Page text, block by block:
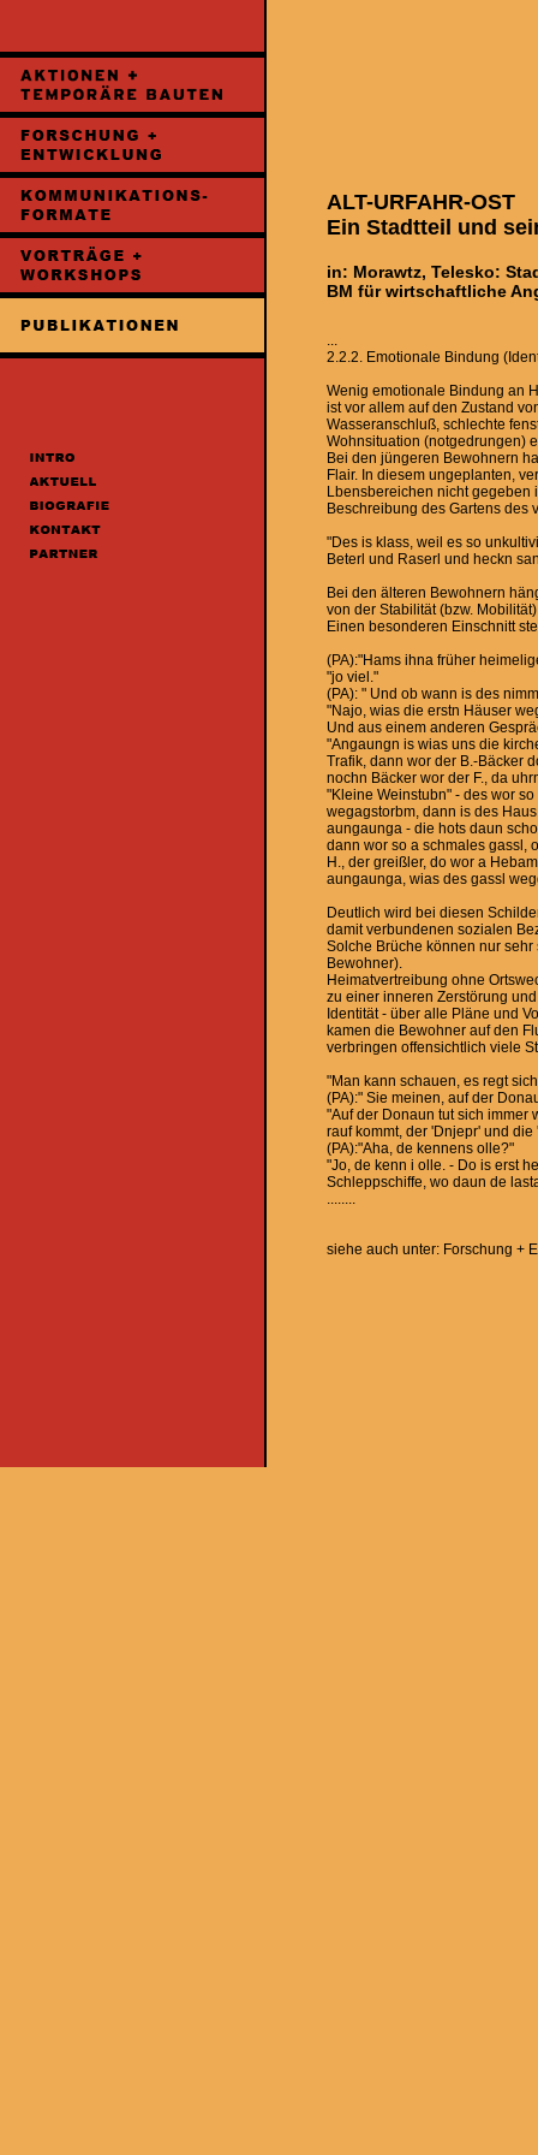
ALT-URFAHR-OST
Ein Stadtteil und
in: Morawtz, Telesko:
BM für wirtschaftliche
...
2.2.2. Emotionale Bindung
Wenig emotionale Bindung an
ist vor allem auf den Zustand
Wasseranschluß, schlechte
Wohnsituation (notgedrungen)
Bei den jüngeren Bewohnern
Flair. In diesem ungeplanten,
Lbensbereichen nicht gegeben
Beschreibung des Gartens des
"Des is klass, weil es so
Beterl und Raserl und heckn
Bei den älteren Bewohnern
von der Stabilität (bzw.
Einen besonderen Einschnitt
(PA):"Hams ihna früher
"jo viel."
(PA): " Und ob wann is des
"Najo, wias die erstn Häuser
Und aus einem anderen
"Angaungn is wias uns die
Trafik, dann wor der B.-Bäcker
nochn Bäcker wor der F., da
"Kleine Weinstubn" - des wor
wegagstorbm, dann is des
aungaunga - die hots daun
dann wor so a schmales gassl,
H., der greißler, do wor a
aungaunga, wias des gassl
Deutlich wird bei diesen
damit verbundenen sozialen
Solche Brüche können nur
Bewohner).
Heimatvertreibung ohne
zu einer inneren Zerstörung
Identität - über alle Pläne und
kamen die Bewohner auf den
verbringen offensichtlich viele
"Man kann schauen, es regt
(PA):" Sie meinen, auf der
"Auf der Donaun tut sich immer
rauf kommt, der 'Dnjepr' und die
(PA):"Aha, de kennens olle?"
"Jo, de kenn i olle. - Do is erst
Schleppschiffe, wo daun de
........
siehe auch unter: Forschung +